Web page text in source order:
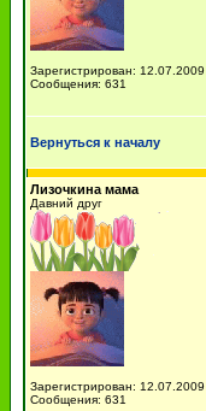
Зарегистрирован: 12.07.2009
Сообщения: 631
Вернуться к началу
Лизочкина мама
Давний друг
Зарегистрирован: 12.07.2009
Сообщения: 631